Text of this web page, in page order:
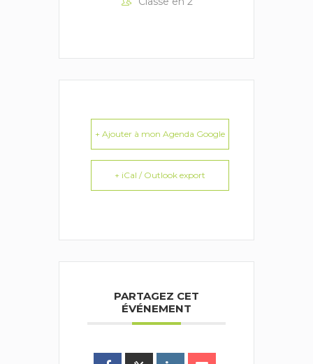
+ Ajouter à mon Agenda Google
+ iCal / Outlook export
PARTAGEZ CET
ÉVÉNEMENT